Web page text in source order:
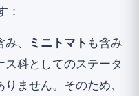
：
、 ミニトマト も含み
ス科としてのステータ
ません。そのため、